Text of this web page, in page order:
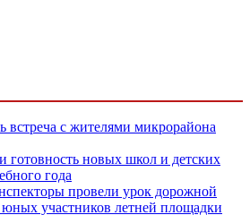
встреча с жителями микрорайона
готовность новых школ и детских
года
провели урок дорожной
юных участников летней площадки